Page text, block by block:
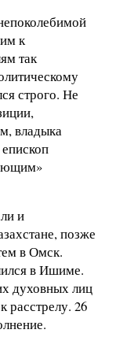
к
так
строго. Не
владыка
и
позже
в Омск.
в Ишиме.
духовных лиц
расстрелу. 26